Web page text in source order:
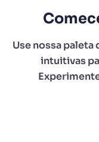
Use nossa
intuitivas